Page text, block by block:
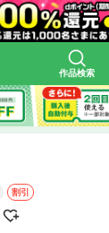
作品検索
割引